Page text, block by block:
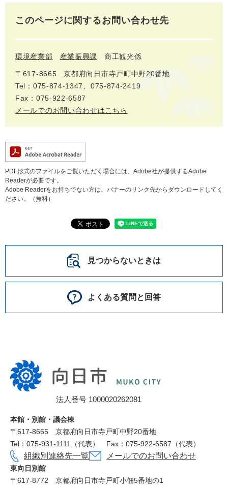
このページに関するお問い合わせ先
環境産業部 産業振興課 商工観光係
〒617‐8665
京都府向日市寺戸町中野20番地
Tel：075-874-1347、075-874-2419
Fax：075-922-6587
メールでのお問い合わせはこちら
PDF形式のファイルをご覧いただく場合には、Adobe社が提供するAdobe
Readerが必要です。
Adobe Readerをお持ちでない方は、バナーのリンク先からダウンロードしてく
ださい。（無料）
見つからないときは
よくある質問と回答
向
日
市
所
法人番号 1000020262081
本館・別館・議会棟
〒617‐8665
京都府向日市寺戸町中野20番地
Tel：075-931-1111（代表）
Fax：075-922-6587（代表）
東向日別館
〒617-8772
京都府向日市寺戸町小佃5番地の1
組織別連絡先一覧 メールでのお問い合わせ